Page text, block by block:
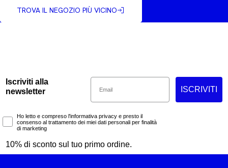
TROVA IL NEGOZIO PIÙ VICINO
Iscriviti alla
newsletter
Email
ISCRIVITI
Marketing Consent
Ho letto e compreso l'informativa privacy e presto il
consenso al trattamento dei miei dati personali per finalità
di marketing
10% di sconto sul tuo primo ordine.